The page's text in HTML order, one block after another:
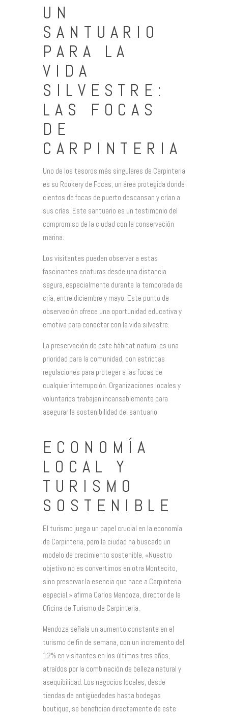
UN
SANTUARIO
PARA LA
VIDA
SILVESTRE:
LAS FOCAS
DE
CARPINTERIA
Uno de los tesoros más singulares de Carpinteria
es su Rookery de Focas, un área protegida donde
cientos de focas de puerto descansan y crían a
sus crías. Este santuario es un testimonio del
compromiso de la ciudad con la conservación
marina.
Los visitantes pueden observar a estas
fascinantes criaturas desde una distancia
segura, especialmente durante la temporada de
cría, entre diciembre y mayo. Este punto de
observación ofrece una oportunidad educativa y
emotiva para conectar con la vida silvestre.
La preservación de este hábitat natural es una
prioridad para la comunidad, con estrictas
regulaciones para proteger a las focas de
cualquier interrupción. Organizaciones locales y
voluntarios trabajan incansablemente para
asegurar la sostenibilidad del santuario.
ECONOMÍA
LOCAL Y
TURISMO
SOSTENIBLE
El turismo juega un papel crucial en la economía
de Carpinteria, pero la ciudad ha buscado un
modelo de crecimiento sostenible. «Nuestro
objetivo no es convertirnos en otra Montecito,
sino preservar la esencia que hace a Carpinteria
especial,» afirma Carlos Mendoza, director de la
Oficina de Turismo de Carpinteria.
Mendoza señala un aumento constante en el
turismo de fin de semana, con un incremento del
12% en visitantes en los últimos tres años,
atraídos por la combinación de belleza natural y
asequibilidad. Los negocios locales, desde
tiendas de antigüedades hasta bodegas
boutique, se benefician directamente de este